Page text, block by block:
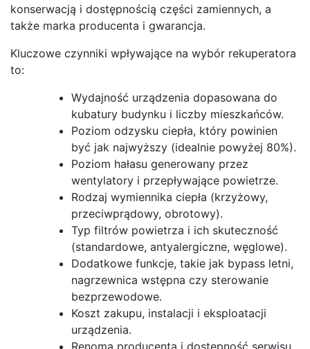
konserwacją i dostępnością części zamiennych, a
także marka producenta i gwarancja.
Kluczowe czynniki wpływające na wybór rekuperatora
to:
Wydajność urządzenia dopasowana do
kubatury budynku i liczby mieszkańców.
Poziom odzysku ciepła, który powinien
być jak najwyższy (idealnie powyżej 80%).
Poziom hałasu generowany przez
wentylatory i przepływające powietrze.
Rodzaj wymiennika ciepła (krzyżowy,
przeciwprądowy, obrotowy).
Typ filtrów powietrza i ich skuteczność
(standardowe, antyalergiczne, węglowe).
Dodatkowe funkcje, takie jak bypass letni,
nagrzewnica wstępna czy sterowanie
bezprzewodowe.
Koszt zakupu, instalacji i eksploatacji
urządzenia.
Renoma producenta i dostępność serwisu